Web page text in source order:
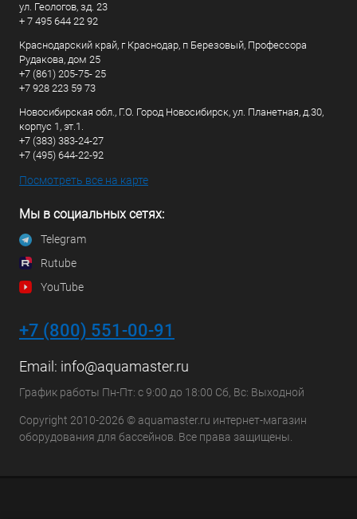
ул. Геологов, зд. 23
+ 7 495 644 22 92
Краснодарский край, г Краснодар, п Березовый, Профессора
Рудакова, дом 25
+7 (861) 205-75- 25
+7 928 223 59 73
Новосибирская обл., Г.О. Город Новосибирск, ул. Планетная, д.30,
корпус 1, эт.1.
+7 (383) 383-24-27
+7 (495) 644-22-92
Посмотреть все на карте
Мы в социальных сетях:
Telegram
Rutube
YouTube
+7 (800) 551-00-91
Email: info@aquamaster.ru
График работы Пн-Пт: с 9:00 до 18:00 Сб, Вс: Выходной
Copyright 2010-2026 © aquamaster.ru интернет-магазин
оборудования для бассейнов. Все права защищены.